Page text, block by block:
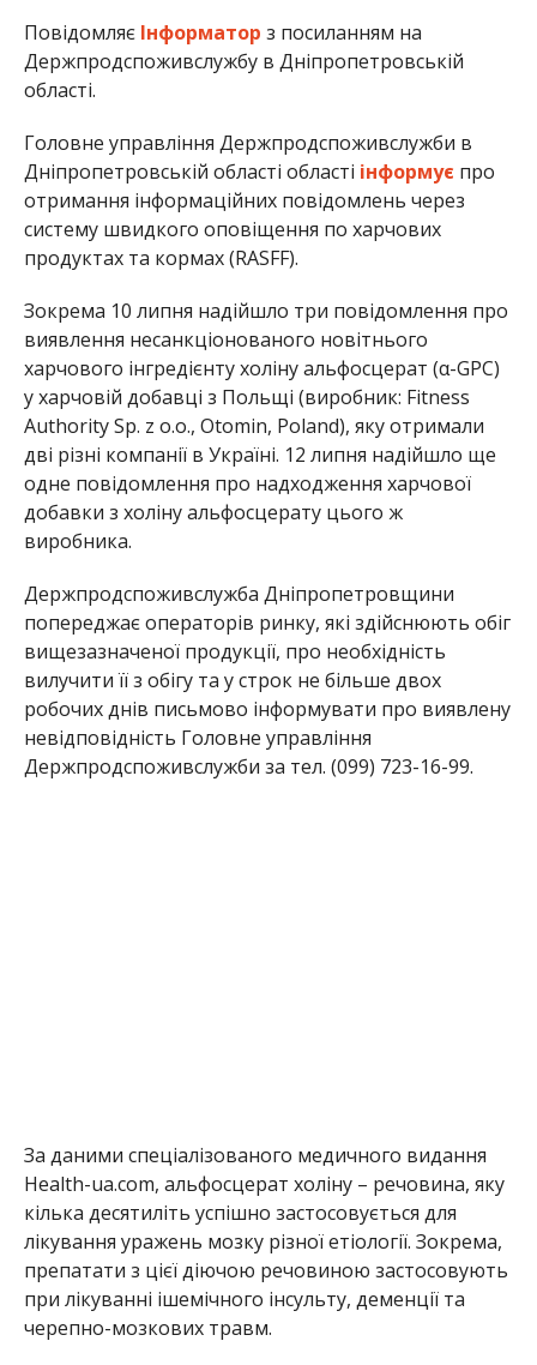
Повідомляє Інформатор з посиланням на
Держпродспоживслужбу в Дніпропетровській
області.
Головне управління Держпродспоживслужби в
Дніпропетровській області області інформує про
отримання інформаційних повідомлень через
систему швидкого оповіщення по харчових
продуктах та кормах (RASFF).
Зокрема 10 липня надійшло три повідомлення про
виявлення несанкціонованого новітнього
харчового інгредієнту холіну альфосцерат (α-GPC)
у харчовій добавці з Польщі (виробник: Fitness
Authority Sp. z o.o., Otomin, Poland), яку отримали
дві різні компанії в Україні. 12 липня надійшло ще
одне повідомлення про надходження харчової
добавки з холіну альфосцерату цього ж
виробника.
Держпродспоживслужба Дніпропетровщини
попереджає операторів ринку, які здійснюють обіг
вищезазначеної продукції, про необхідність
вилучити її з обігу та у строк не більше двох
робочих днів письмово інформувати про виявлену
невідповідність Головне управління
Держпродспоживслужби за тел. (099) 723-16-99.
За даними спеціалізованого медичного видання
Health-ua.com, альфосцерат холіну – речовина, яку
кілька десятиліть успішно застосовується для
лікування уражень мозку різної етіології. Зокрема,
препатати з цієї діючою речовиною застосовують
при лікуванні ішемічного інсульту, деменції та
черепно-мозкових травм.